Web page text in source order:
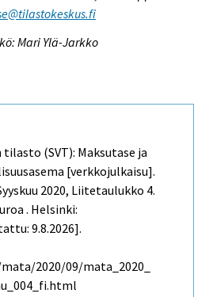
Mari Ylä-Jarkko
(SVT): Maksutase ja
[verkkojulkaisu].
2020, Liitetaulukko 4.
. Helsinki:
9.8.2026].
2020/09/mata_2020_